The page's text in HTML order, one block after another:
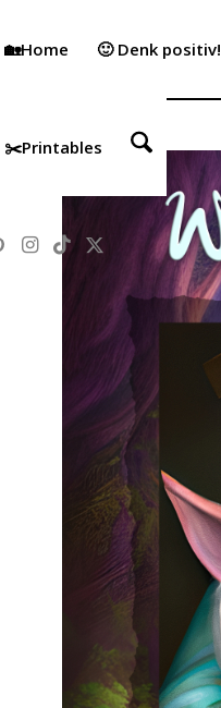
🏡Home 🙂 Denk positiv!
✂️Printables